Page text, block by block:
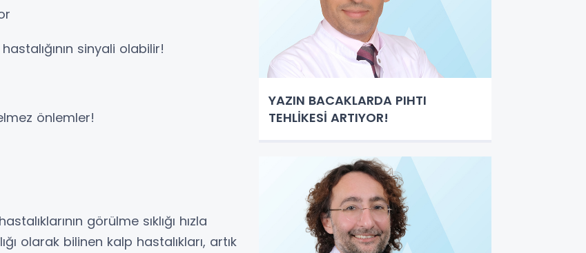
sinyali olabilir!
önlemler!
görülme sıklığı hızla
olarak bilinen kalp hastalıkları, artık
YAZIN BACAKLARDA PIHTI
TEHLİKESİ ARTIYOR!